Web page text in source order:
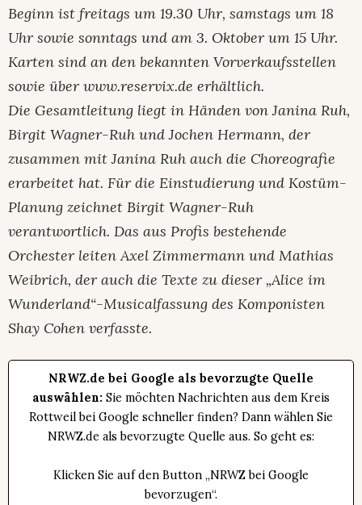
Beginn ist freitags um 19.30 Uhr, samstags um 18
Uhr sowie sonntags und am 3. Oktober um 15 Uhr.
Karten sind an den bekannten Vorverkaufsstellen
sowie über www.reservix.de erhältlich.
Die Gesamtleitung liegt in Händen von Janina Ruh,
Birgit Wagner-Ruh und Jochen Hermann, der
zusammen mit Janina Ruh auch die Choreografie
erarbeitet hat. Für die Einstudierung und Kostüm-
Planung zeichnet Birgit Wagner-Ruh
verantwortlich. Das aus Profis bestehende
Orchester leiten Axel Zimmermann und Mathias
Weibrich, der auch die Texte zu dieser „Alice im
Wunderland“-Musicalfassung des Komponisten
Shay Cohen verfasste.
NRWZ.de bei Google als bevorzugte Quelle
auswählen: Sie möchten Nachrichten aus dem Kreis
Rottweil bei Google schneller finden? Dann wählen Sie
NRWZ.de als bevorzugte Quelle aus. So geht es:
Klicken Sie auf den Button „NRWZ bei Google
bevorzugen“.